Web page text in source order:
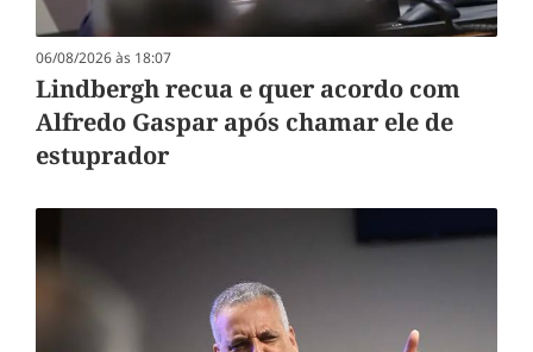
06/08/2026 às 18:07
Lindbergh recua e quer acordo com
Alfredo Gaspar após chamar ele de
estuprador